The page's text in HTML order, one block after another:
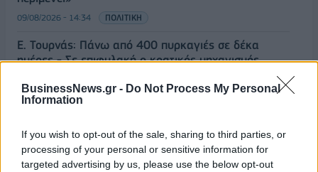
BusinessNews.gr - Do Not Process My Personal
Information
If you wish to opt-out of the sale, sharing to third parties, or
processing of your personal or sensitive information for
targeted advertising by us, please use the below opt-out
09/08/2026 - 14:34 ΠΟΛΙΤΙΚΗ
Ε. Τουρνάς: Πάνω από 400 πυρκαγιές σε δέκα
ημέρες - Σε επιφυλακή ο κρατικός μηχανισμός
Εξαγωγές: Η Ελλάδα κερδίζει τους Ευρωπαίους
κλάδους (Εθνική Τράπεζα)
09/08/2026 - 13:51 ΟΙΚΟΝΟΜΙΑ